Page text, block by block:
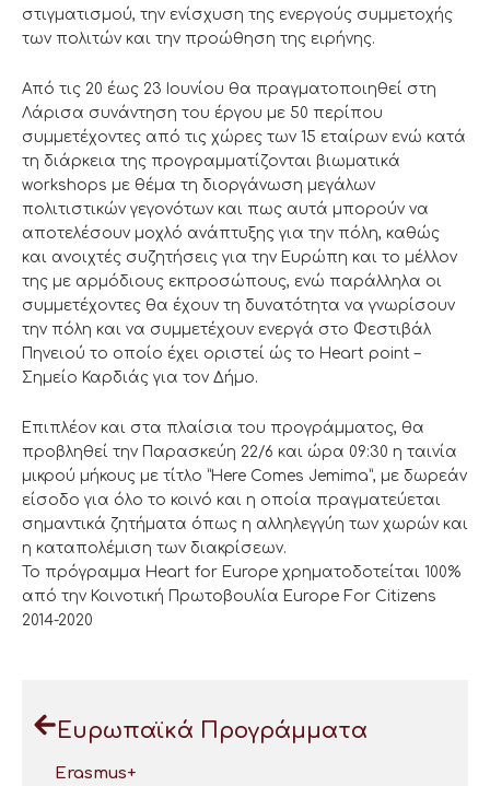
στιγματισμού, την ενίσχυση της ενεργούς συμμετοχής
των πολιτών και την προώθηση της ειρήνης.
Από τις 20 έως 23 Ιουνίου θα πραγματοποιηθεί στη
Λάρισα συνάντηση του έργου με 50 περίπου
συμμετέχοντες από τις χώρες των 15 εταίρων ενώ κατά
τη διάρκεια της προγραμματίζονται βιωματικά
workshops με θέμα τη διοργάνωση μεγάλων
πολιτιστικών γεγονότων και πως αυτά μπορούν να
αποτελέσουν μοχλό ανάπτυξης για την πόλη, καθώς
και ανοιχτές συζητήσεις για την Ευρώπη και το μέλλον
της με αρμόδιους εκπροσώπους, ενώ παράλληλα οι
συμμετέχοντες θα έχουν τη δυνατότητα να γνωρίσουν
την πόλη και να συμμετέχουν ενεργά στο Φεστιβάλ
Πηνειού το οποίο έχει οριστεί ώς το Heart point –
Σημείο Καρδιάς για τον Δήμο.
Επιπλέον και στα πλαίσια του προγράμματος, θα
προβληθεί την Παρασκεύη 22/6 και ώρα 09:30 η ταινία
μικρού μήκους με τίτλο ”Here Comes Jemima”, με δωρεάν
είσοδο για όλο το κοινό και η οποία πραγματεύεται
σημαντικά ζητήματα όπως η αλληλεγγύη των χωρών και
η καταπολέμιση των διακρίσεων.
Το πρόγραμμα Heart for Europe χρηματοδοτείται 100%
από την Κοινοτική Πρωτοβουλία Europe For Citizens
2014-2020
Ευρωπαϊκά Προγράμματα
Erasmus+